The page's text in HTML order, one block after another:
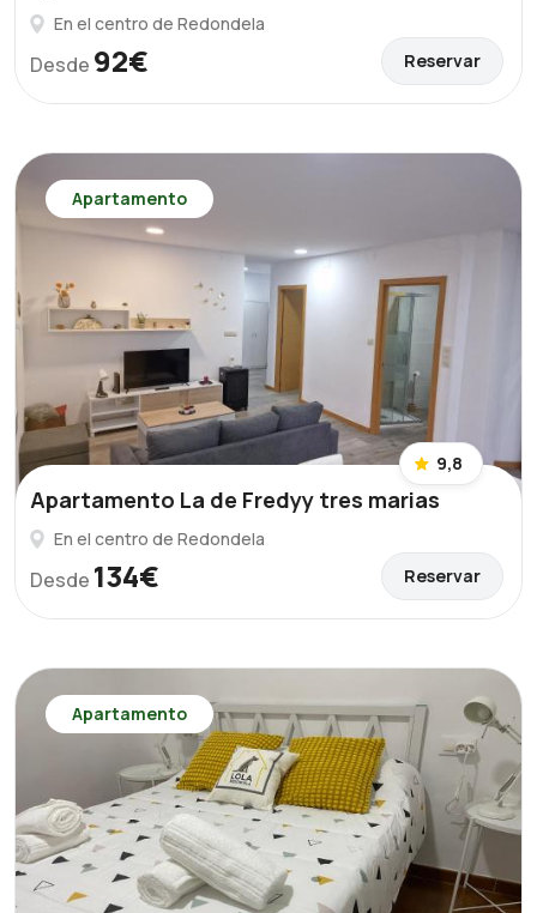
En el centro de Redondela
Desde 92€ Reservar
Apartamento
9,8
Apartamento La de Fredyy tres marias
En el centro de Redondela
Desde 134€ Reservar
Apartamento